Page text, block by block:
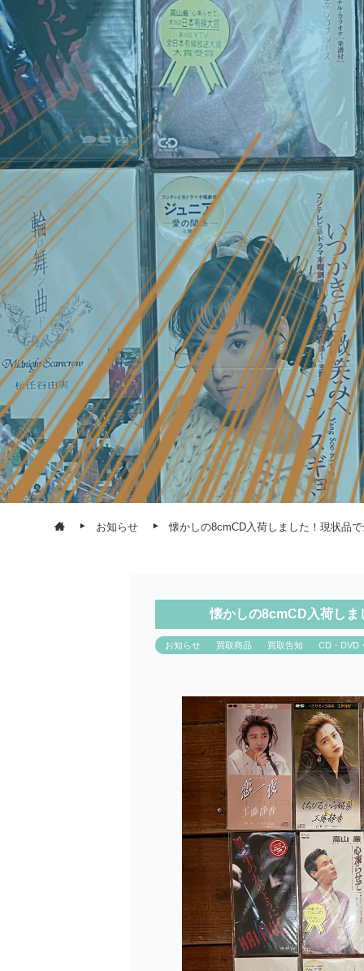
お知らせ 懐かしの8cmCD入荷しました！現状品
懐かしの8cmCD入荷しま
お知らせ 買取商品 買取告知 CD・DVD